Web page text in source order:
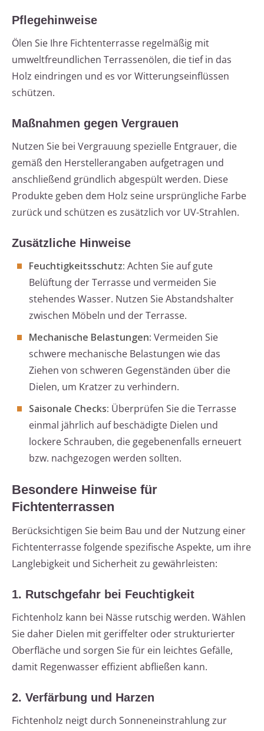
Pflegehinweise
Ölen Sie Ihre Fichtenterrasse regelmäßig mit
umweltfreundlichen Terrassenölen, die tief in das
Holz eindringen und es vor Witterungseinflüssen
schützen.
Maßnahmen gegen Vergrauen
Nutzen Sie bei Vergrauung spezielle Entgrauer, die
gemäß den Herstellerangaben aufgetragen und
anschließend gründlich abgespült werden. Diese
Produkte geben dem Holz seine ursprüngliche Farbe
zurück und schützen es zusätzlich vor UV-Strahlen.
Zusätzliche Hinweise
Feuchtigkeitsschutz: Achten Sie auf gute
Belüftung der Terrasse und vermeiden Sie
stehendes Wasser. Nutzen Sie Abstandshalter
zwischen Möbeln und der Terrasse.
Mechanische Belastungen: Vermeiden Sie
schwere mechanische Belastungen wie das
Ziehen von schweren Gegenständen über die
Dielen, um Kratzer zu verhindern.
Saisonale Checks: Überprüfen Sie die Terrasse
einmal jährlich auf beschädigte Dielen und
lockere Schrauben, die gegebenenfalls erneuert
bzw. nachgezogen werden sollten.
Besondere Hinweise für
Fichtenterrassen
Berücksichtigen Sie beim Bau und der Nutzung einer
Fichtenterrasse folgende spezifische Aspekte, um ihre
Langlebigkeit und Sicherheit zu gewährleisten:
1. Rutschgefahr bei Feuchtigkeit
Fichtenholz kann bei Nässe rutschig werden. Wählen
Sie daher Dielen mit geriffelter oder strukturierter
Oberfläche und sorgen Sie für ein leichtes Gefälle,
damit Regenwasser effizient abfließen kann.
2. Verfärbung und Harzen
Fichtenholz neigt durch Sonneneinstrahlung zur